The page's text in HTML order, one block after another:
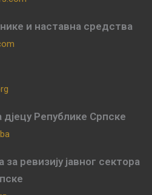
и наставна средства
Републике Српске
за ревизију јавног сектора